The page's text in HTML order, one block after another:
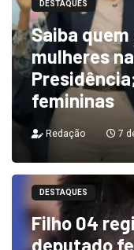
DESTAQUES
Saiba
mulheres
femininas
Redação 7
DESTAQUES
Filho 04
deputado